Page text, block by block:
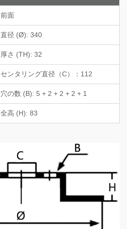
前面
直径 (Ø): 340
厚さ (TH): 32
センタリング直径（C）：112
穴の数 (B): 5 + 2 + 2 + 2 + 1
全高 (H): 83